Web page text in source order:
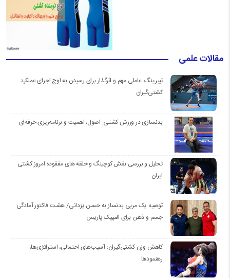
مقالات علمی
تیپرینگ، عاملی مهم و اثرگذار برای رسیدن به اوج اجرای عملکرد
کشتی‌گیران
بدنسازی در ورزش کشتی: اصول، اهمیت و برنامه‌ریزی حرفه‌ای
تحلیل و بررسی نقش کوچینگ و حلقه های مفقوده امروز کشتی
ایران
توصیه یک مربی بدنساز به حسن یزدانی/ هشت فاکتور آمادگی
جسم و ذهن برای المپیک پاریس
کاهش وزن کشتی‌گیران؛ آسیب‌های احتمالی، استراتژی‌ها،
رهنمودها